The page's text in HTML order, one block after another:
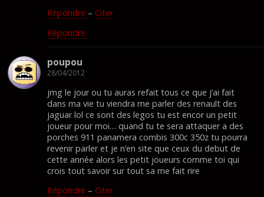
Répondre – Citer
Répondre
poupou
28/04/2012
jmg le jour ou tu auras refait tous ce que j’ai fait
dans ma vie tu viendra me parler des renault des
jaguar lol ce sont des legos tu est encor un petit
joueur pour moi… quand tu te sera attaquer a des
porches 911 panamera combis 300c 350z tu pourra
revenir parler et je n’en site que ceux du debut de
cette année alors les petit joueurs comme toi qui
crois tout savoir sur tout sa me fait rire
Répondre – Citer